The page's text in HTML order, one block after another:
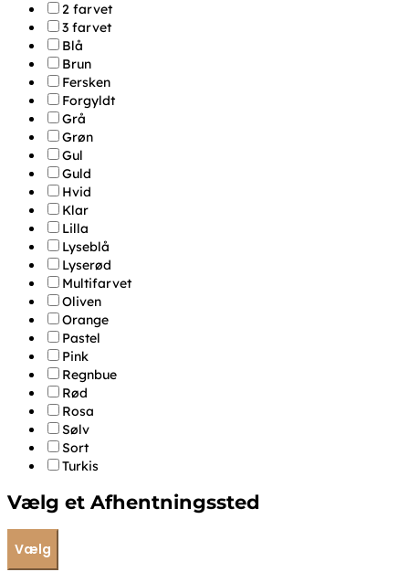
2 farvet
3 farvet
Blå
Brun
Fersken
Forgyldt
Grå
Grøn
Gul
Guld
Hvid
Klar
Lilla
Lyseblå
Lyserød
Multifarvet
Oliven
Orange
Pastel
Pink
Regnbue
Rød
Rosa
Sølv
Sort
Turkis
Vælg et Afhentningssted
Vælg